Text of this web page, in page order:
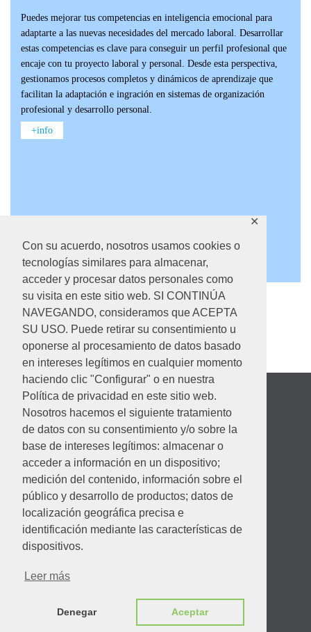
Con su acuerdo, nosotros usamos cookies o
tecnologías similares para almacenar,
acceder y procesar datos personales como
su visita en este sitio web. SI CONTINÚA
NAVEGANDO, consideramos que ACEPTA
SU USO. Puede retirar su consentimiento u
oponerse al procesamiento de datos basado
en intereses legítimos en cualquier momento
haciendo clic "Configurar" o en nuestra
Política de privacidad en este sitio web.
Nosotros hacemos el siguiente tratamiento
de datos con su consentimiento y/o sobre la
base de intereses legítimos: almacenar o
acceder a información en un dispositivo;
medición del contenido, información sobre el
público y desarrollo de productos; datos de
localización geográfica precisa e
identificación mediante las características de
dispositivos.
Leer más
Denegar Aceptar
✕
Puedes mejorar tus competencias en inteligencia emocional para
adaptarte a las nuevas necesidades del mercado laboral. Desarrollar
estas competencias es clave para conseguir un perfil profesional que
encaje con tu proyecto laboral y personal. Desde esta perspectiva,
gestionamos procesos completos y dinámicos de aprendizaje que
facilitan la adaptación e ingración en sistemas de organización
profesional y desarrollo personal.
+info
Desempeño ambiental